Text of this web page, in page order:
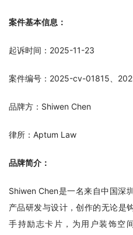
案件基本信息：
起诉时间：2025-11-23
案件编号：2025-cv-01815、
品牌方：Shiwen Chen
律所：Aptum Law
品牌简介：
Shiwen Chen是一名来自中国深
产品研发与设计，创作的无论是
手持励志卡片，为用户装饰空